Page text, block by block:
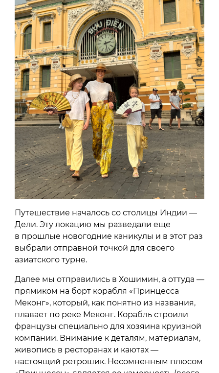
Путешествие началось со столицы Индии —
Дели. Эту локацию мы разведали еще
в прошлые новогодние каникулы и в этот раз
выбрали отправной точкой для своего
азиатского турне.
Далее мы отправились в Хошимин, а оттуда —
прямиком на борт корабля «Принцесса
Меконг», который, как понятно из названия,
плавает по реке Меконг. Корабль строили
французы специально для хозяина круизной
компании. Внимание к деталям, материалам,
живопись в ресторанах и каютах —
настоящий ретрошик. Несомненным плюсом